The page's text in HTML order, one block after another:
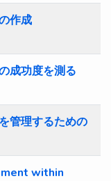
作成
成功度を測る
管理するための
within